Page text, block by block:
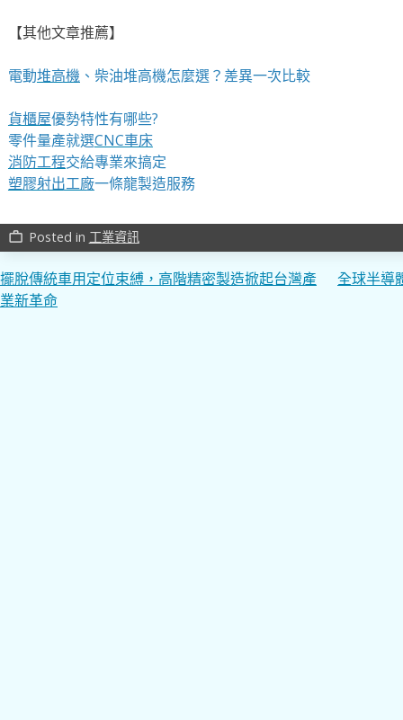
【其他文章推薦】
電動堆高機、柴油堆高機怎麼選？差異一次比較
貨櫃屋優勢特性有哪些?
零件量產就選CNC車床
消防工程交給專業來搞定
塑膠射出工廠一條龍製造服務
work_outline Posted in 工業資訊
文
章
擺脫傳統車用定位束縛，高階精密製造掀起台灣產
業新革命
全球半導